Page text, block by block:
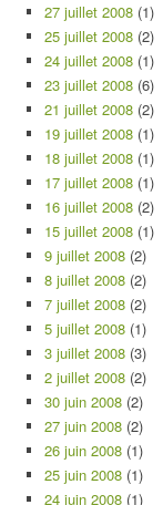
27 juillet 2008 (1)
25 juillet 2008 (2)
24 juillet 2008 (1)
23 juillet 2008 (6)
21 juillet 2008 (2)
19 juillet 2008 (1)
18 juillet 2008 (1)
17 juillet 2008 (1)
16 juillet 2008 (2)
15 juillet 2008 (1)
9 juillet 2008 (2)
8 juillet 2008 (2)
7 juillet 2008 (2)
5 juillet 2008 (1)
3 juillet 2008 (3)
2 juillet 2008 (2)
30 juin 2008 (2)
27 juin 2008 (2)
26 juin 2008 (1)
25 juin 2008 (1)
24 juin 2008 (1)